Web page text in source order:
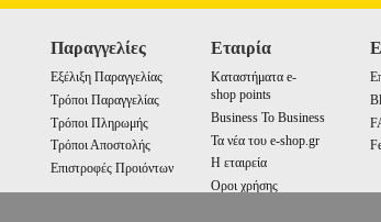
Παραγγελίες
Εξέλιξη Παραγγελίας
Τρόποι Παραγγελίας
Τρόποι Πληρωμής
Τρόποι Αποστολής
Επιστροφές Προιόντων
Εταιρία
Καταστήματα e-
shop points
Business To Business
Τα νέα του e-shop.gr
Η εταιρεία
Οροι χρήσης